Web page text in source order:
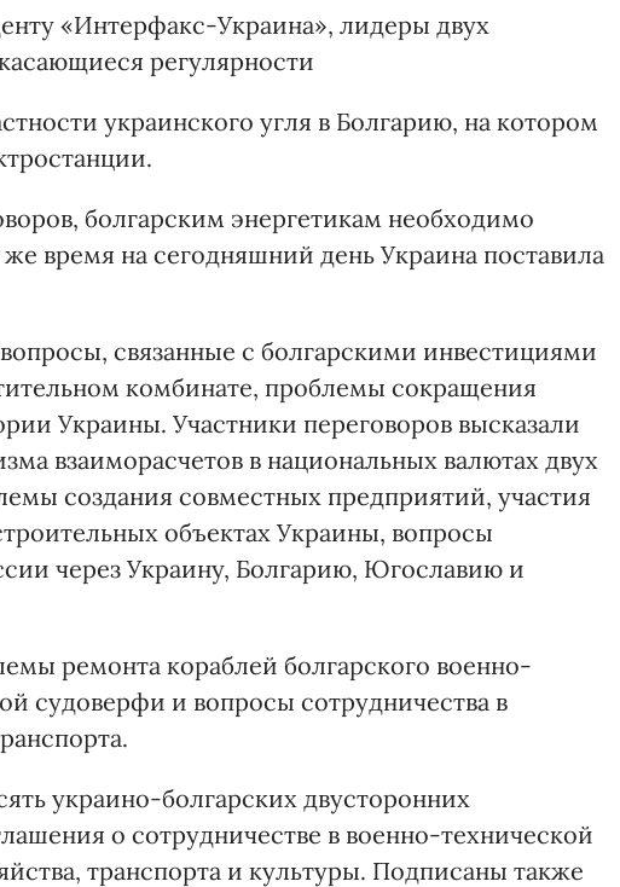
«Интерфакс-Украина», лидеры двух
регулярности
украинского угля в Болгарию, на котором
болгарским энергетикам необходимо
время на сегодняшний день Украина поставила
связанные с болгарскими инвестициями
комбинате, проблемы сокращения
Украины. Участники переговоров высказали
взаиморасчетов в национальных валютах двух
создания совместных предприятий, участия
объектах Украины, вопросы
через Украину, Болгарию, Югославию и
ремонта кораблей болгарского военно-
судоверфи и вопросы сотрудничества в
украино-болгарских двусторонних
о сотрудничестве в военно-технической
транспорта и культуры. Подписаны также